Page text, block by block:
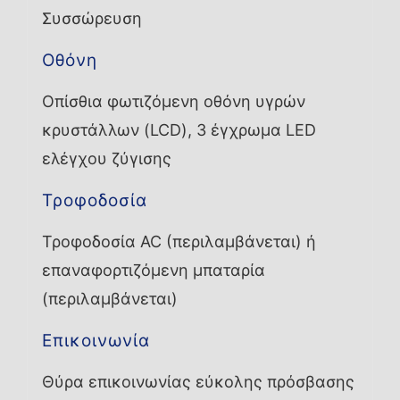
Συσσώρευση
Οθόνη
Οπίσθια φωτιζόμενη οθόνη υγρών
κρυστάλλων (LCD), 3 έγχρωμα LED
ελέγχου ζύγισης
Τροφοδοσία
Τροφοδοσία AC (περιλαμβάνεται) ή
επαναφορτιζόμενη μπαταρία
(περιλαμβάνεται)
Επικοινωνία
Θύρα επικοινωνίας εύκολης πρόσβασης